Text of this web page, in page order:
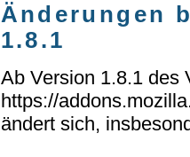
Änderungen
1.8.1
Ab Version 1.8.1 des
https://
ändert sich,